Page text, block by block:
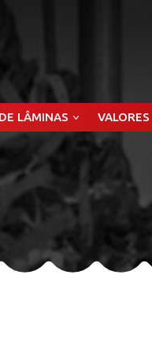
LÂMINAS VALORES